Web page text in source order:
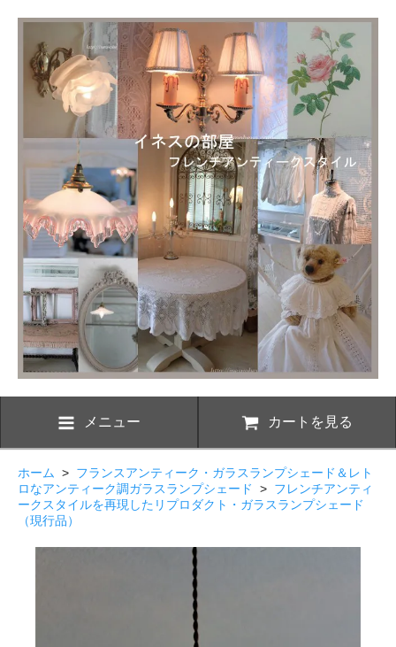
メニュー カートを見る
ホーム > フランスアンティーク・ガラスランプシェード＆レト
ロなアンティーク調ガラスランプシェード
> フレンチアンティ
ークスタイルを再現したリプロダクト・ガラスランプシェード
（現行品）